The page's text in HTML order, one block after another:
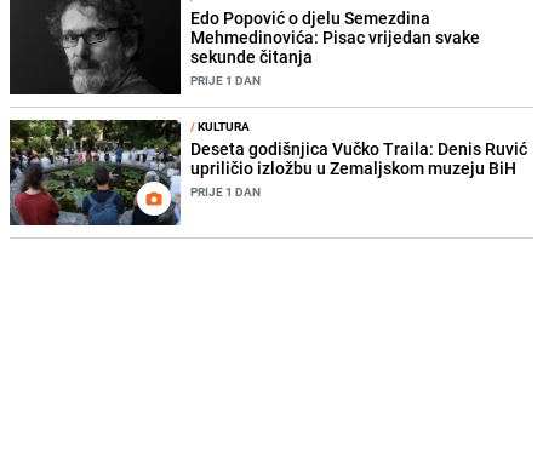
Edo Popović o djelu Semezdina
Mehmedinovića: Pisac vrijedan svake
sekunde čitanja
PRIJE 1 DAN
/KULTURA
Deseta godišnjica Vučko Traila: Denis Ruvić
upriličio izložbu u Zemaljskom muzeju BiH
PRIJE 1 DAN